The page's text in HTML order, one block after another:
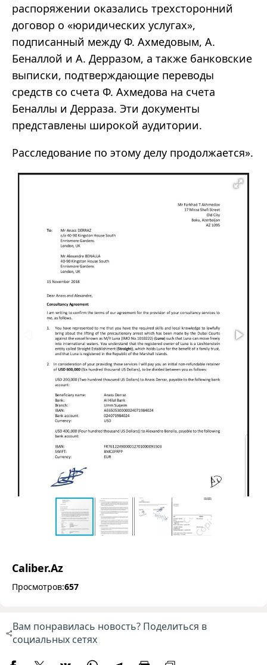
распоряжении оказались трехсторонний
договор о «юридических услугах»,
подписанный между Ф. Ахмедовым, А.
Беналлой и А. Дерразом, а также банковские
выписки, подтверждающие переводы
средств со счета Ф. Ахмедова на счета
Беналлы и Дерраза. Эти документы
представлены широкой аудитории.
Расследование по этому делу продолжается».
Caliber.Az
Просмотров:657
Вам понравилась новость? Поделиться в
социальных сетях